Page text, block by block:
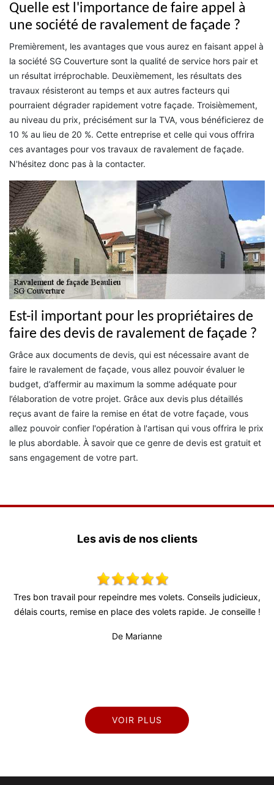
Quelle est l'importance de faire appel à
une société de ravalement de façade ?
Premièrement, les avantages que vous aurez en faisant appel à
la société SG Couverture sont la qualité de service hors pair et
un résultat irréprochable. Deuxièmement, les résultats des
travaux résisteront au temps et aux autres facteurs qui
pourraient dégrader rapidement votre façade. Troisièmement,
au niveau du prix, précisément sur la TVA, vous bénéficierez de
10 % au lieu de 20 %. Cette entreprise et celle qui vous offrira
ces avantages pour vos travaux de ravalement de façade.
N'hésitez donc pas à la contacter.
Est-il important pour les propriétaires de
faire des devis de ravalement de façade ?
Grâce aux documents de devis, qui est nécessaire avant de
faire le ravalement de façade, vous allez pouvoir évaluer le
budget, d’affermir au maximum la somme adéquate pour
l’élaboration de votre projet. Grâce aux devis plus détaillés
reçus avant de faire la remise en état de votre façade, vous
allez pouvoir confier l'opération à l'artisan qui vous offrira le prix
le plus abordable. À savoir que ce genre de devis est gratuit et
sans engagement de votre part.
Les avis de nos clients
bon travail pour repeindre mes volets. Conseils judicieux,
courts, remise en place des volets rapide. Je conseille !
De Marianne
Super
VOIR PLUS